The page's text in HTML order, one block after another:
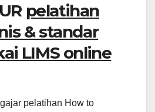
pelatihan
& standar
LIMS online
pelatihan How to